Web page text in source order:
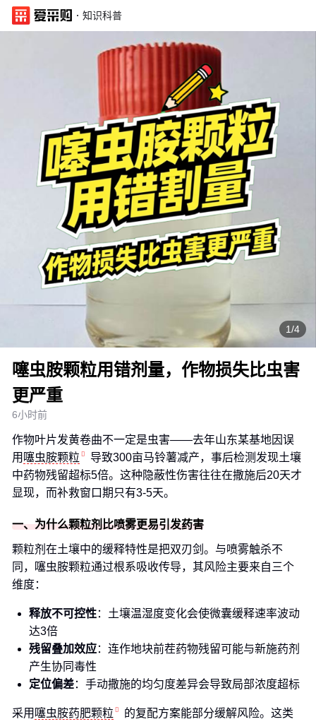
· 知识科普
1/4
噻虫胺颗粒用错剂量，作物损失比虫害
更严重
6小时前
作物叶片发黄卷曲不一定是虫害——去年山东某基地因误
用 噻虫胺颗粒
导致300亩马铃薯减产，事后检测发现土壤
中药物残留超标5倍。这种隐蔽性伤害往往在撒施后20天才
显现，而补救窗口期只有3-5天。
一、为什么颗粒剂比喷雾更易引发药害
颗粒剂在土壤中的缓释特性是把双刃剑。与喷雾触杀不
同，噻虫胺颗粒通过根系吸收传导，其风险主要来自三个
维度：
释放不可控性：土壤温湿度变化会使微囊缓释速率波动
达3倍
残留叠加效应：连作地块前茬药物残留可能与新施药剂
产生协同毒性
定位偏差：手动撒施的均匀度差异会导致局部浓度超标
采用 噻虫胺药肥颗粒
的复配方案能部分缓解风险。这类